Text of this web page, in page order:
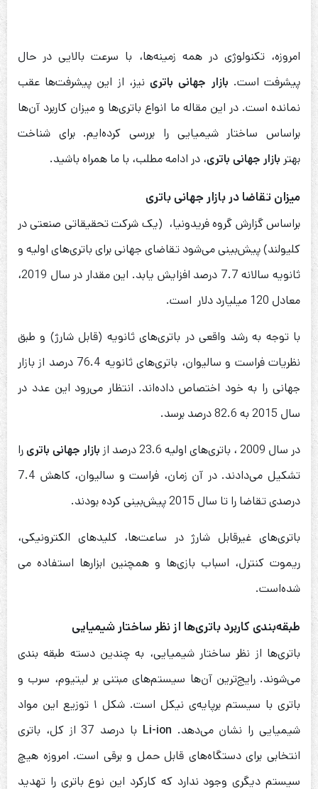
امروزه، تکنولوژی در همه زمینه‌ها، با سرعت بالایی در حال
پیشرفت است. بازار جهانی باترینیز، از این پیشرفت‌ها عقب
نمانده است. در این مقاله ما انواع باتری‌ها و میزان کاربرد آن‌ها
بر‌اساس ساختار شیمیایی را بررسی کرده‌ایم. برای شناخت
بهتر بازار جهانی باتری، در ادامه مطلب، با ما همراه باشید.
میزان تقاضا در بازار جهانی باتری
بر‌اساس گزارش گروه فریدونیا، (یک شرکت تحقیقاتی صنعتی در
کلیولند) پیش‌بینی می‌شود تقاضای جهانی برای باتری‌های اولیه و
ثانویه سالانه 7.7 درصد افزایش یابد. این مقدار در سال 2019،
معادل 120 میلیارد دلار است.
با توجه به رشد واقعی در باتری‌های ثانویه (قابل شارژ) و طبق
نظریات فراست و سالیوان، باتری‌های ثانویه 76.4 درصد از بازار
جهانی را به خود اختصاص داده‌اند. انتظار می‌رود این عدد در
سال 2015 به 82.6 درصد برسد.
در سال 2009 ، باتری‌های اولیه 23.6 درصد از بازار جهانی باتریرا
تشکیل می‌دادند. در آن زمان، فراست و سالیوان، کاهش 7.4
درصدی تقاضا را تا سال 2015 پیش‌بینی کرده‌ بودند.
باتری‌های غیرقابل شارژ در ساعت‌ها، کلیدهای الکترونیکی،
ریموت کنترل، اسباب بازی‌ها و همچنین ابزارها استفاده می
شده‌است.
طبقه‌بندی کاربرد باتری‌‌ها از نظر ساختار شیمیایی
باتری‌ها از نظر ساختار شیمیایی، به چندین دسته طبقه بندی
می‌شوند. رایج‌ترین آن‌ها سیستم‌های مبتنی بر لیتیوم، سرب و
باتری با سیستم برپایه‌ی نیکل است. شکل ۱ توزیع این مواد
شیمیایی را نشان می‌دهد. Li-ion
با درصد 37 از کل، باتری
انتخابی برای دستگاه‌های قابل حمل و برقی است. امروزه هیچ
سیستم دیگری وجود ندارد که کارکرد این نوع باتری را تهدید